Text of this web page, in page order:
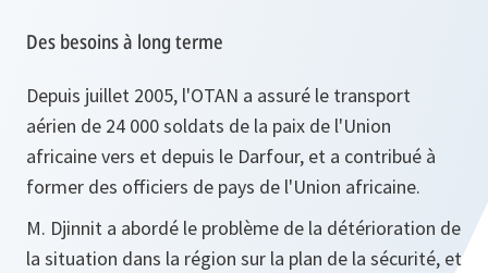
Des besoins à long terme
Depuis juillet 2005, l'OTAN a assuré le transport
aérien de 24 000 soldats de la paix de l'Union
africaine vers et depuis le Darfour, et a contribué à
former des officiers de pays de l'Union africaine.
M. Djinnit a abordé le problème de la détérioration de
la situation dans la région sur la plan de la sécurité, et